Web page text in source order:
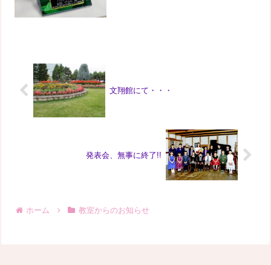
文翔館にて・・・
発表会、無事に終了!!
ホーム 教室からのお知らせ